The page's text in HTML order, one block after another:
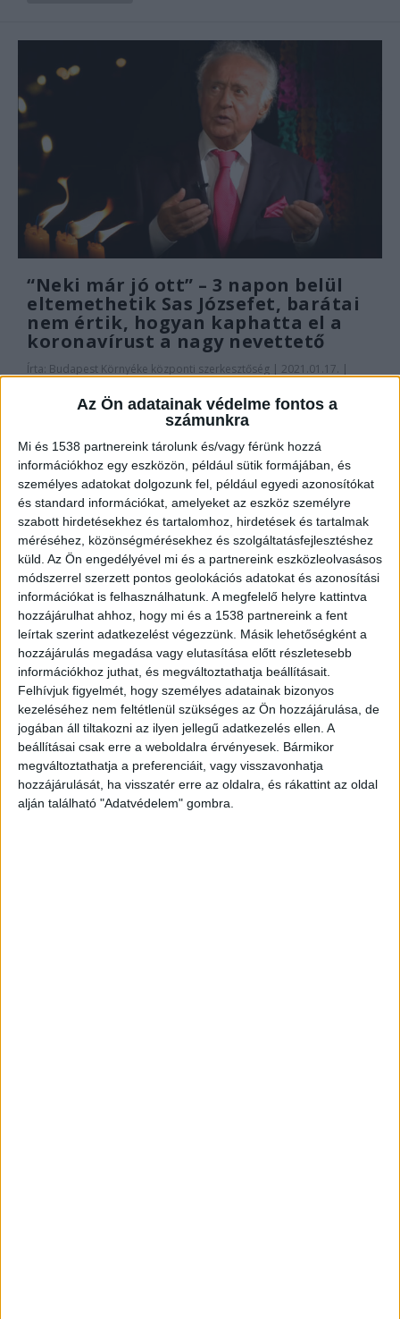
Az Ön adatainak védelme fontos a
számunkra
Mi és 1538 partnereink tárolunk és/vagy férünk hozzá
információkhoz egy eszközön, például sütik formájában, és
személyes adatokat dolgozunk fel, például egyedi azonosítókat
és standard információkat, amelyeket az eszköz személyre
szabott hirdetésekhez és tartalomhoz, hirdetések és tartalmak
méréséhez, közönségmérésekhez és szolgáltatásfejlesztéshez
küld. Az Ön engedélyével mi és a partnereink eszközleolvasásos
módszerrel szerzett pontos geolokációs adatokat és azonosítási
információkat is felhasználhatunk. A megfelelő helyre kattintva
hozzájárulhat ahhoz, hogy mi és a 1538 partnereink a fent
leírtak szerint adatkezelést végezzünk. Másik lehetőségként a
hozzájárulás megadása vagy elutasítása előtt részletesebb
információkhoz juthat, és megváltoztathatja beállításait.
Felhívjuk figyelmét, hogy személyes adatainak bizonyos
kezeléséhez nem feltétlenül szükséges az Ön hozzájárulása, de
jogában áll tiltakozni az ilyen jellegű adatkezelés ellen. A
beállításai csak erre a weboldalra érvényesek. Bármikor
megváltoztathatja a preferenciáit, vagy visszavonhatja
hozzájárulását, ha visszatér erre az oldalra, és rákattint az oldal
alján található "Adatvédelem" gombra.
“Neki már jó ott” – 3 napon belül
eltemethetik Sas Józsefet, barátai
nem értik, hogyan kaphatta el a
koronavírust a nagy nevettető
Írta: Budapest Környéke központi szerkesztőség | 2021.01.17. |
82 éves korában meghalt Sas József. A kabarékirály
OLVASS TOVÁBB
Ez már biztos, a koronavírus velünk
marad – állítja Kemenesi Gábor